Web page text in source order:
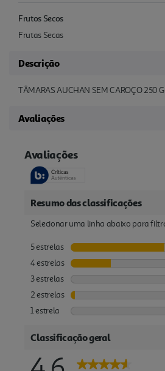
Frutos Secos
Frutas Secas
Descrição
TÂMARAS AUCHAN SEM CAROÇO 250 G
Avaliações